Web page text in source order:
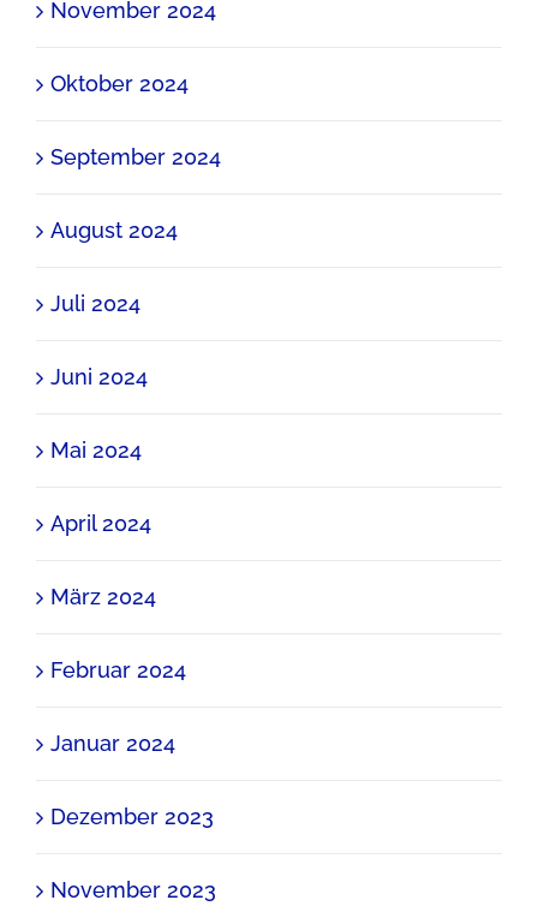
November 2024
Oktober 2024
September 2024
August 2024
Juli 2024
Juni 2024
Mai 2024
April 2024
März 2024
Februar 2024
Januar 2024
Dezember 2023
November 2023